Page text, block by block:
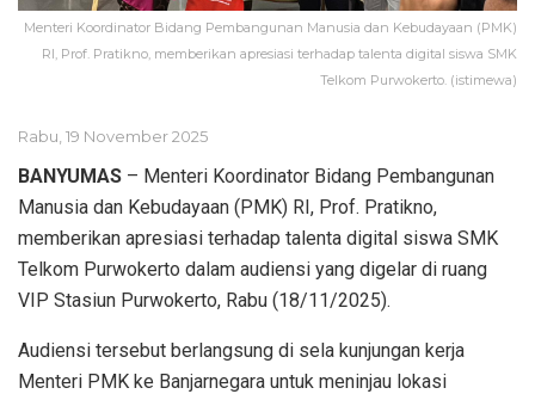
Menteri Koordinator Bidang Pembangunan Manusia dan Kebudayaan (PMK)
RI, Prof. Pratikno, memberikan apresiasi terhadap talenta digital siswa SMK
Telkom Purwokerto. (istimewa)
Rabu, 19 November 2025
BANYUMAS – Menteri Koordinator Bidang Pembangunan
Manusia dan Kebudayaan (PMK) RI, Prof. Pratikno,
memberikan apresiasi terhadap talenta digital siswa SMK
Telkom Purwokerto dalam audiensi yang digelar di ruang
VIP Stasiun Purwokerto, Rabu (18/11/2025).
Audiensi tersebut berlangsung di sela kunjungan kerja
Menteri PMK ke Banjarnegara untuk meninjau lokasi